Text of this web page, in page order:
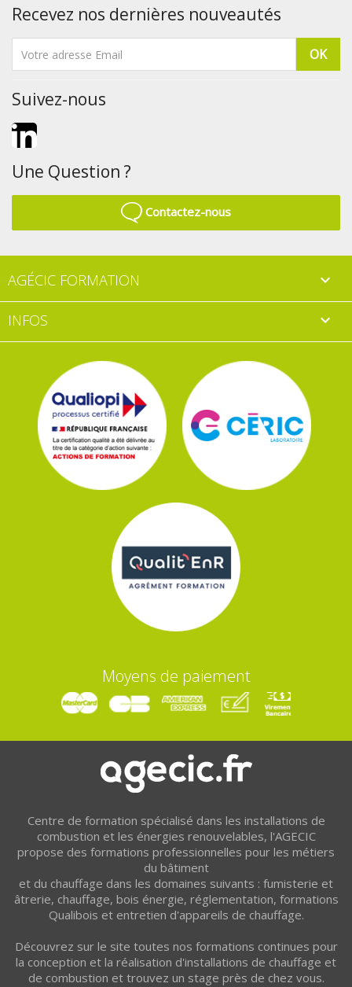
Recevez nos dernières nouveautés
Suivez-nous
Une Question ?
Contactez-nous
AGÉCIC FORMATION 
INFOS 
Moyens de paiement
Centre de formation spécialisé dans les installations de
combustion et les énergies renouvelables, l'AGECIC
propose des formations professionnelles pour les métiers
du bâtiment
et du chauffage dans les domaines suivants : fumisterie et
âtrerie, chauffage, bois énergie, réglementation, formations
Qualibois et entretien d'appareils de chauffage.
Découvrez sur le site toutes nos formations continues pour
la conception et la réalisation d'installations de chauffage et
de combustion et trouvez un stage près de chez vous.